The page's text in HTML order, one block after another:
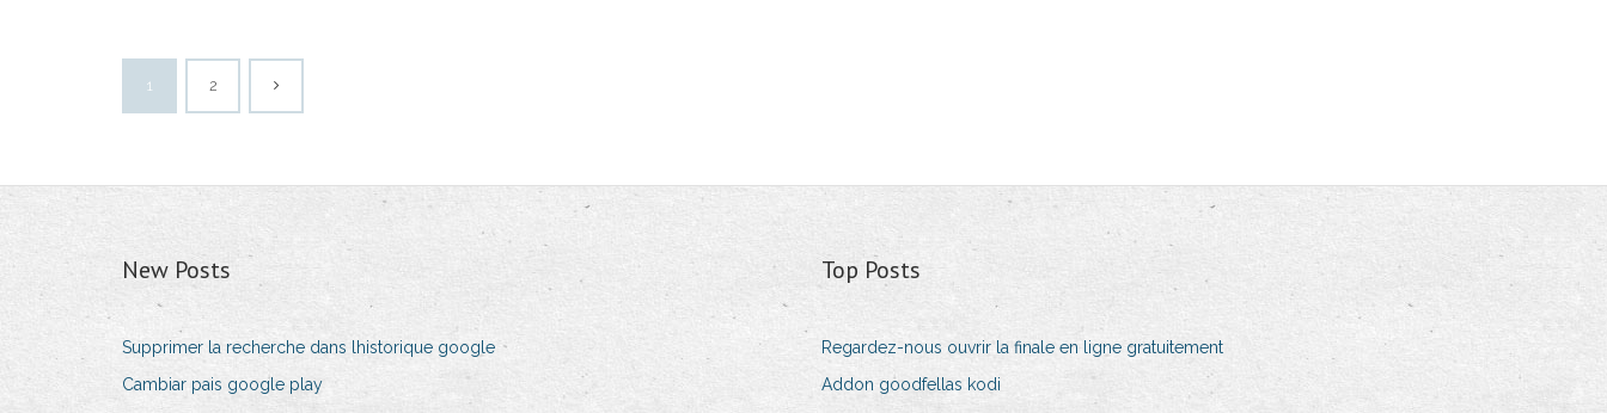
1 2
New Posts
Supprimer la recherche dans lhistorique google
Cambiar pais google play
Top Posts
Regardez-nous ouvrir la finale en ligne gratuitement
Addon goodfellas kodi